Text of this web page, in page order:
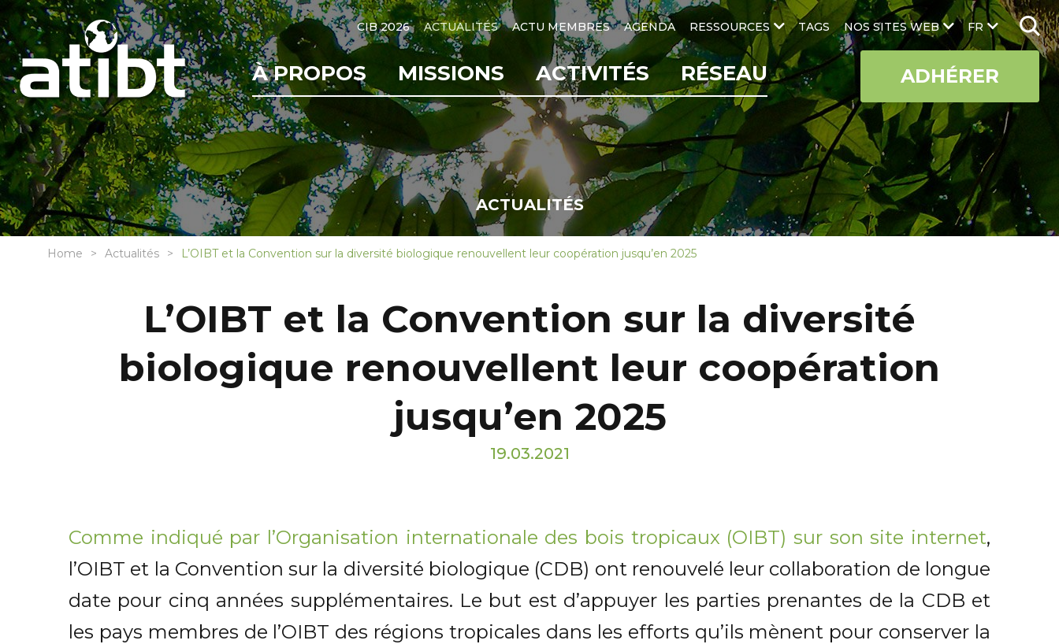
FR
CIB 2026 ACTUALITÉS ACTU MEMBRES AGENDA RESSOURCES TAGS NOS SITES WEB
À PROPOS MISSIONS ACTIVITÉS RÉSEAU ADHÉRER
ACTUALITÉS
Home Actualités L’OIBT et la Convention sur la diversité biologique renouvellent leur coopération jusqu’en 2025
L’OIBT et la Convention sur la diversité
biologique renouvellent leur coopération
jusqu’en 2025
19.03.2021
Comme indiqué par l’Organisation internationale des bois tropicaux (OIBT) sur son site internet,
l’OIBT et la Convention sur la diversité biologique (CDB) ont renouvelé leur collaboration de longue
date pour cinq années supplémentaires. Le but est d’appuyer les parties prenantes de la CDB et
les pays membres de l’OIBT des régions tropicales dans les efforts qu’ils mènent pour conserver la